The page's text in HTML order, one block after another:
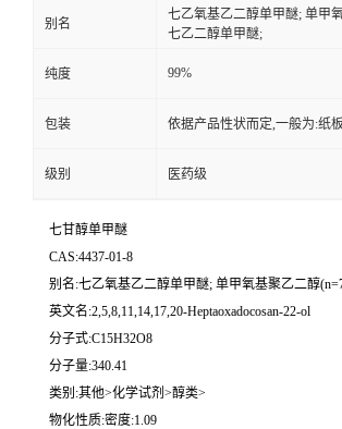
别名
七乙氧基乙二醇单甲醚; 单甲
七乙二醇单甲醚;
纯度 99%
包装 依据产品性状而定,一般为:纸
级别 医药级
七甘醇单甲醚
CAS:4437-01-8
别名:七乙氧基乙二醇单甲醚; 单甲氧基聚乙二醇
英文名:2,5,8,11,14,17,20-Heptaoxadocosan-22-ol
分子式:C15H32O8
分子量:340.41
类别:其他>化学试剂>醇类>
物化性质:密度:1.09